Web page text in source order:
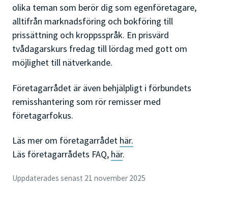
olika teman som berör dig som egenföretagare,
alltifrån marknadsföring och bokföring till
prissättning och kroppsspråk. En prisvärd
tvådagarskurs fredag till lördag med gott om
möjlighet till nätverkande.
Företagarrådet är även behjälpligt i förbundets
remisshantering som rör remisser med
företagarfokus.
Läs mer om företagarrådet här.
Läs företagarrådets FAQ, här.
Uppdaterades senast 21 november 2025